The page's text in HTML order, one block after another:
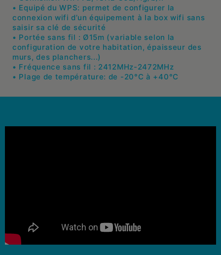
• Equipé du WPS: permet de configurer la
connexion wifi d’un équipement à la box wifi sans
saisir sa clé de sécurité
• Portée sans fil : Ø15m (variable selon la
configuration de votre habitation, épaisseur des
murs, des planchers...)
• Fréquence sans fil : 2412MHz-2472MHz
• Plage de température: de -20°C à +40°C